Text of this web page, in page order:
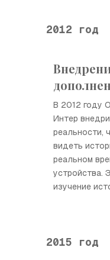
2012 год
В 2012 году
Интер
реальности,
видеть
реальном
устройства.
изучение
2015 год